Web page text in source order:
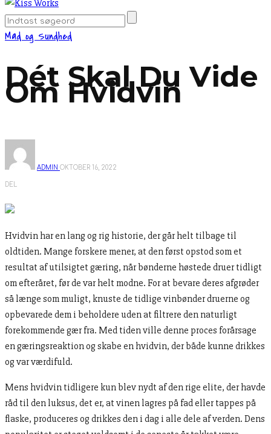
Mad og Sundhed
Dét Skal Du Vide
Om Hvidvin
ADMIN OKTOBER 16, 2022
DEL
Hvidvin har en lang og rig historie, der går helt tilbage til
oldtiden. Mange forskere mener, at den først opstod som et
resultat af utilsigtet gæring, når bønderne høstede druer tidligt
om efteråret, før de var helt modne. For at bevare deres afgrøder
så længe som muligt, knuste de tidlige vinbønder druerne og
opbevarede dem i beholdere uden at filtrere den naturligt
forekommende gær fra. Med tiden ville denne proces forårsage
en gæringsreaktion og skabe en hvidvin, der både kunne drikkes
og var værdifuld.
Mens hvidvin tidligere kun blev nydt af den rige elite, der havde
råd til den luksus, det er, at vinen lagres på fad eller tappes på
flaske, produceres og drikkes den i dag i alle dele af verden. Dens